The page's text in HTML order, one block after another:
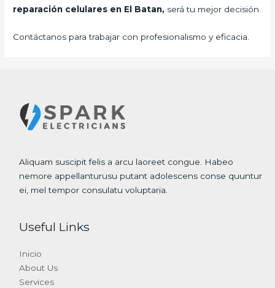
reparación celulares en El Batan, será tu mejor decisión.
Contáctanos para trabajar con profesionalismo y eficacia.
Aliquam suscipit felis a arcu laoreet congue. Habeo
nemore appellanturusu putant adolescens conse quuntur
ei, mel tempor consulatu voluptaria.
Useful Links
Inicio
About Us
Services